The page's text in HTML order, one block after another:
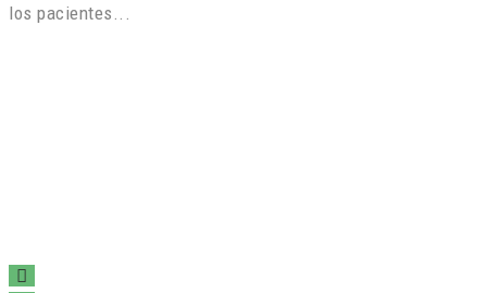
los pacientes...